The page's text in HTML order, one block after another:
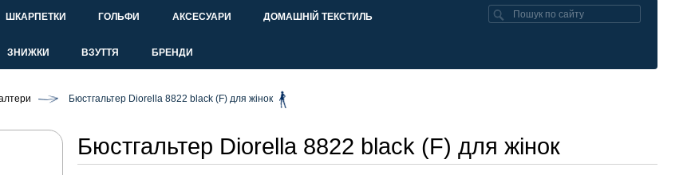
ШКАРПЕТКИ ГОЛЬФИ АКСЕСУАРИ ДОМАШНІЙ ТЕКСТИЛЬ
ЗНИЖКИ ВЗУТТЯ БРЕНДИ
Бюстгальтер Diorella 8822 black (F) для жінок
Бюстгальтер Diorella 8822 black (F) для жінок